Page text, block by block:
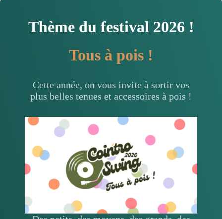
Thème du festival 2026 !
Tous à pois !
Cette année, on vous invite à sortir vos
plus belles tenues et accessoires à pois !